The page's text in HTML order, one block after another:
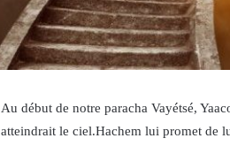
Au début de notre paracha Vayétsé,
atteindrait le ciel.Hachem lui promet de